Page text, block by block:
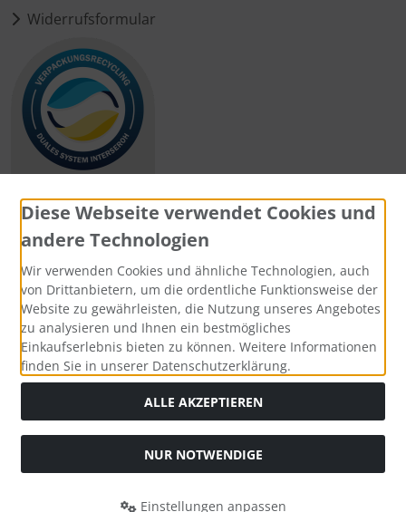
Widerrufsformular
Zahlungsmethoden
Social Media
Widerrufsformular
Diese Webseite verwendet Cookies und
andere Technologien
Wir verwenden Cookies und ähnliche Technologien, auch
von Drittanbietern, um die ordentliche Funktionsweise der
Website zu gewährleisten, die Nutzung unseres Angebotes
zu analysieren und Ihnen ein bestmögliches
Einkaufserlebnis bieten zu können. Weitere Informationen
finden Sie in unserer Datenschutzerklärung.
ALLE AKZEPTIEREN
NUR NOTWENDIGE
Einstellungen anpassen